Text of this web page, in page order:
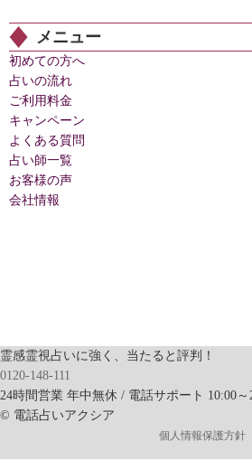
メニュー
初めての方へ
占いの流れ
ご利用料金
キャンペーン
よくある質問
占い師一覧
お客様の声
会社情報
霊感霊視占いに強く、当たると評判！
0120-148-111
24時間営業 年中無休 / 電話サポート 10:00～
© 電話占いアクシア
個人情報保護方針